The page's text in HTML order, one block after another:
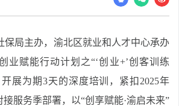
保局主办，渝北区就业和人才中心承办
业赋能行动计划之“‘创业+’创客训练
开展为期3天的深度培训，紧扣2025年
服务季部署，以“创享赋能·渝启未来”